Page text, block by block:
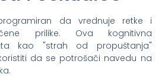
da vrednuje retke i
prilike. Ova kognitivna
kao "strah od propuštanja"
da se potrošači navedu na